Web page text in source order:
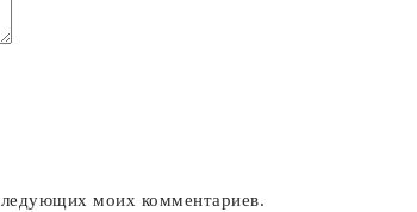
моих комментариев.